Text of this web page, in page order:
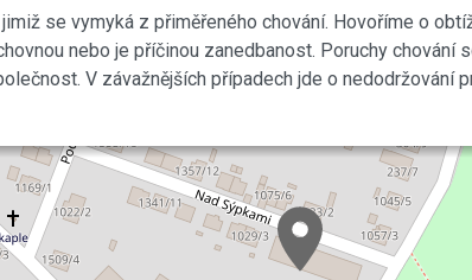
se vymyká z přiměřeného chování. Hovoříme o
nebo je příčinou zanedbanost. Poruchy chování
V závažnějších případech jde o nedodržování